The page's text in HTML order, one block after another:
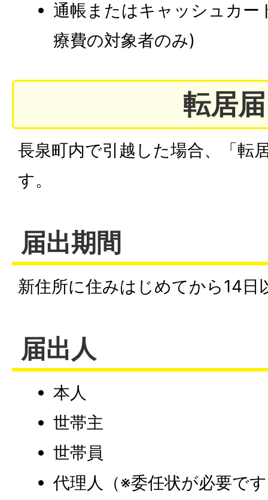
通帳またはキャッシュカー
療費の対象者のみ)
転居届
長泉町内で引越した場合、「転
す。
届出期間
新住所に住みはじめてから14日
届出人
本人
世帯主
世帯員
代理人（※委任状が必要で